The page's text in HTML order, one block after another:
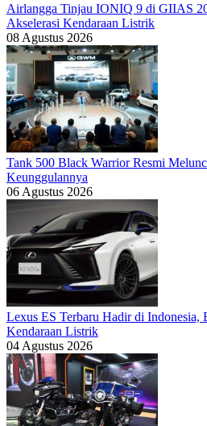
Airlangga Tinjau IONIQ 9 di GIIAS
Akselerasi Kendaraan Listrik
08 Agustus 2026
Tank 500 Black Warrior Resmi
Keunggulannya
06 Agustus 2026
Lexus ES Terbaru Hadir di Indonesia,
Kendaraan Listrik
04 Agustus 2026